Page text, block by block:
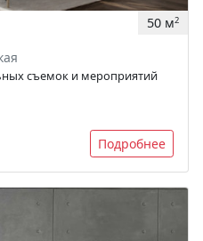
50 м2
съемок и мероприятий
Подробнее